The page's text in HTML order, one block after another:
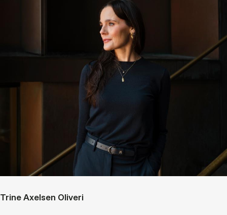
Trine Axelsen Oliveri